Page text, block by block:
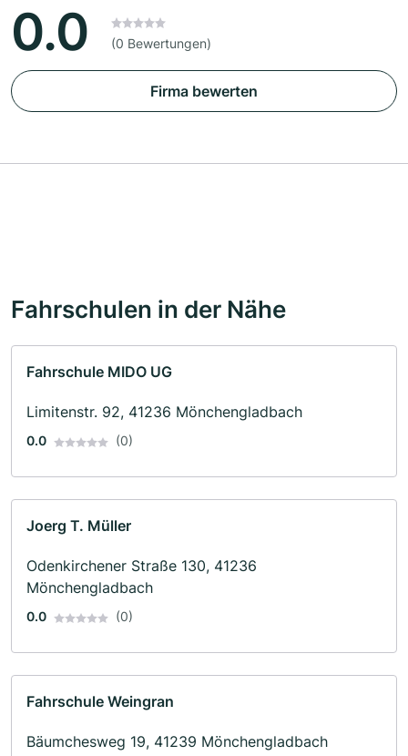
0.0 (0 Bewertungen)
Firma bewerten
Fahrschulen in der Nähe
Fahrschule MIDO UG
Limitenstr. 92, 41236 Mönchengladbach
0.0 (0)
Joerg T. Müller
Odenkirchener Straße 130, 41236
Mönchengladbach
0.0 (0)
Fahrschule Weingran
Bäumchesweg 19, 41239 Mönchengladbach